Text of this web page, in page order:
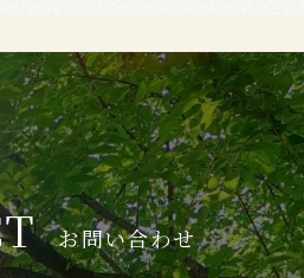
お問い合わせ